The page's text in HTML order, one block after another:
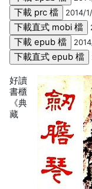
2014/
好讀
書櫃
《典
藏